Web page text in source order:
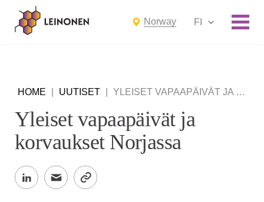
Norway FI
HOME UUTISET YLEISET VAPAAPÄIVÄT JA KORVAUKSET NORJASSA
Yleiset vapaapäivät ja
korvaukset Norjassa